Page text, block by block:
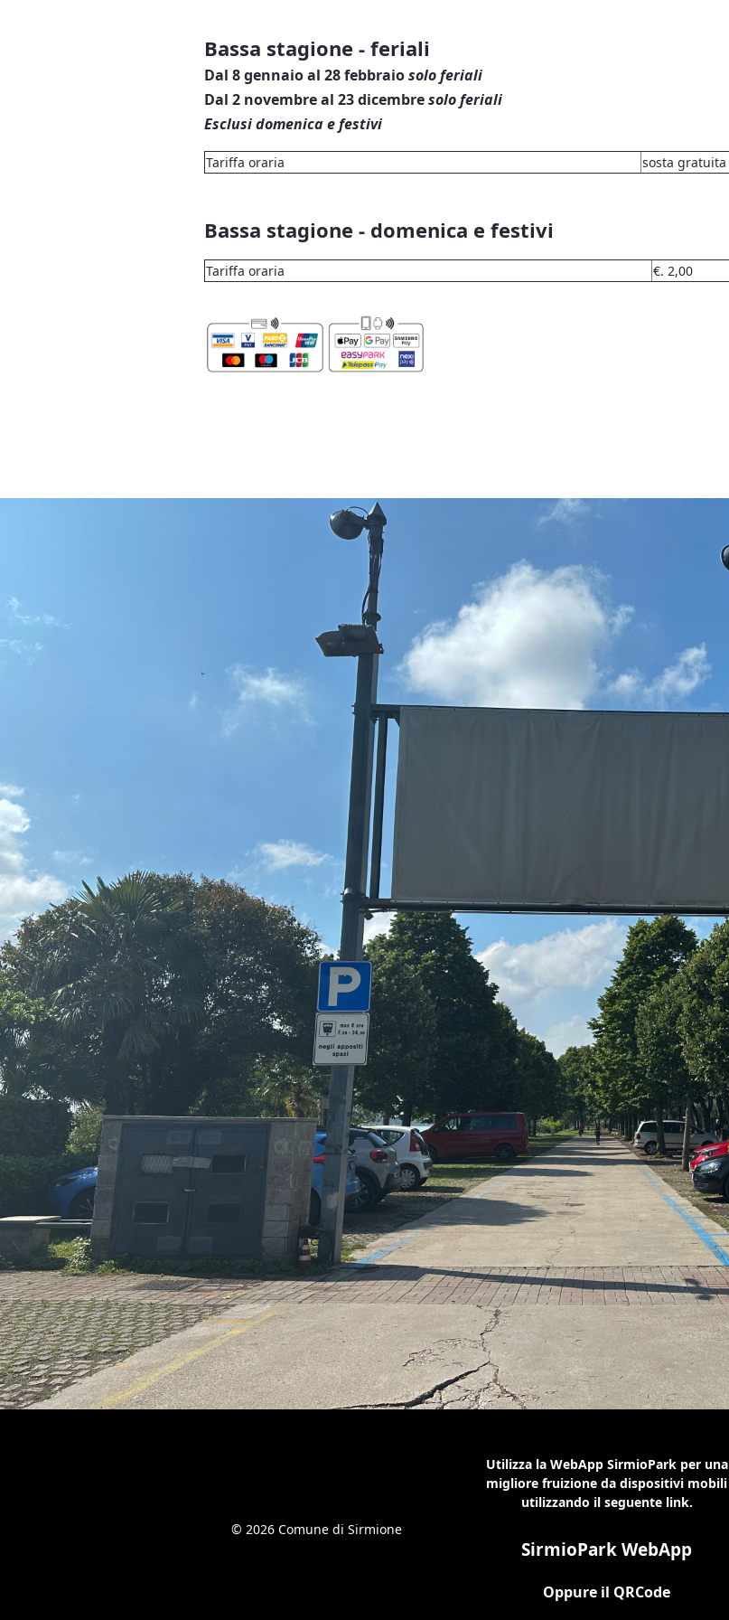
Bassa stagione - feriali
Dal 8 gennaio al 28 febbraiosolo feriali
Dal 2 novembre al 23 dicembresolo feriali
Esclusi domenica e festivi
Tariffa oraria sosta gratuita
Bassa stagione - domenica e festivi
Tariffa oraria €. 2,00
© 2026 Comune di Sirmione
Utilizza la WebApp SirmioPark per una
migliore fruizione da dispositivi mobili
utilizzando il seguente link.
SirmioPark WebApp
Oppure il QRCode